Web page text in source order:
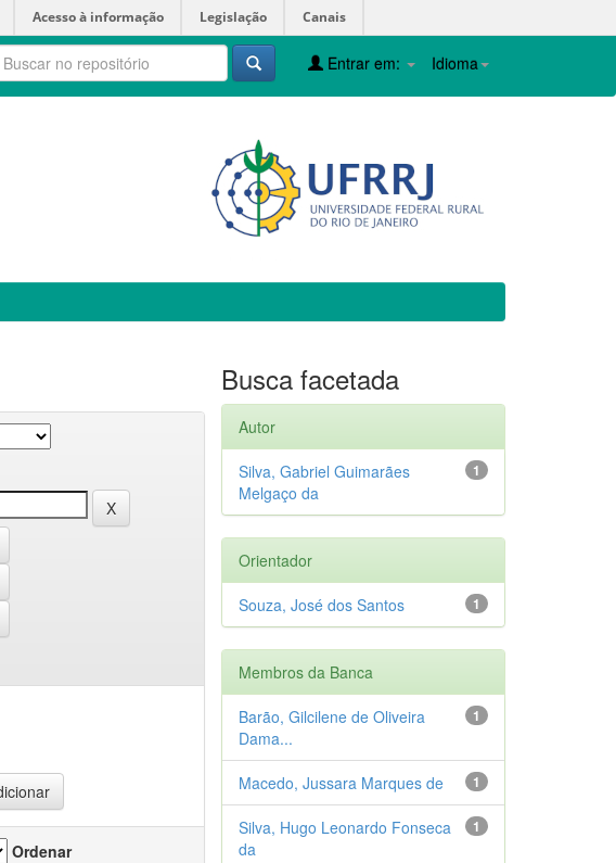
Acesso à informação Legislação Canais
Idioma
Entrar em:
Ordenar
Busca facetada
Autor
1
Silva, Gabriel Guimarães
Melgaço da
Orientador
1
Souza, José dos Santos
Membros da Banca
1
Barão, Gilcilene de Oliveira
Dama...
1
Macedo, Jussara Marques de
1
Silva, Hugo Leonardo Fonseca
da